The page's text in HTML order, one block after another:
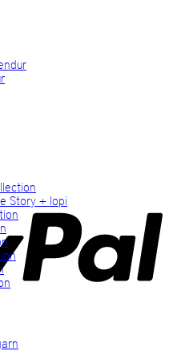
Story + lopi